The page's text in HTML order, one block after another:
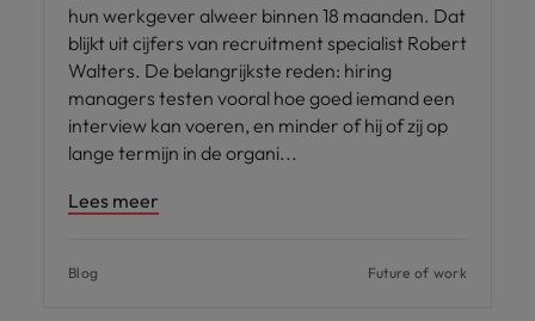
hun werkgever alweer binnen 18 maanden. Dat
blijkt uit cijfers van recruitment specialist Robert
Walters. De belangrijkste reden: hiring
managers testen vooral hoe goed iemand een
interview kan voeren, en minder of hij of zij op
lange termijn in de organi
Lees meer
Blog Future of work